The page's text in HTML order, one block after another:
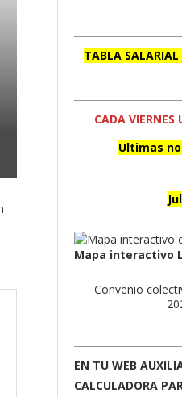
TABLA
CADA VIERNES
Ultimas
Mapa interactivo
Convenio
EN TU WEB
CALCULADORA